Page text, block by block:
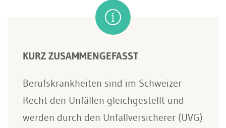
KURZ ZUSAMMENGEFASST
Berufskrankheiten sind im Schweizer
Recht den Unfällen gleichgestellt und
werden durch den Unfallversicherer (UVG)